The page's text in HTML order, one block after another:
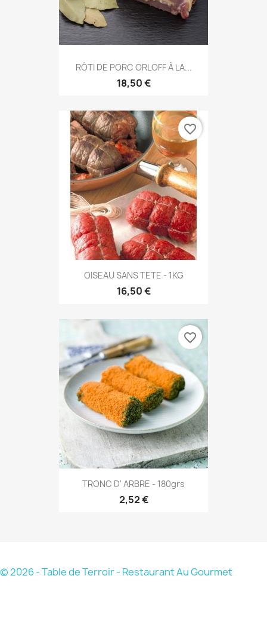
RÔTI DE PORC ORLOFF À LA...
18,50 €
OISEAU SANS TETE - 1KG
16,50 €
favorite_border
TRONC D' ARBRE - 180grs
2,52 €
favorite_border
© 2026 - Table de Terroir - Restaurant Au Gourmet